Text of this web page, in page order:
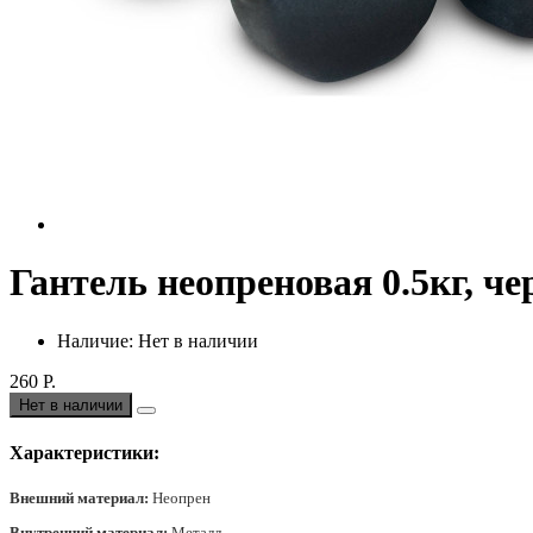
Гантель неопреновая 0.5кг,
Наличие: Нет в наличии
260 Р.
Нет в наличии
Характеристики:
Внешний материал: Неопрен